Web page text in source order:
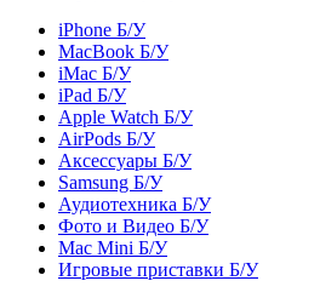
iPhone Б/У
MacBook Б/У
iMac Б/У
iPad Б/У
Apple Watch Б/У
AirPods Б/У
Аксессуары Б/У
Samsung Б/У
Аудиотехника Б/У
Фото и Видео Б/У
Mac Mini Б/У
Игровые приставки Б/У